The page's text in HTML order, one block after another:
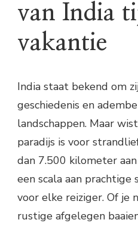
van India
vakantie
India staat bekend om
geschiedenis en
landschappen. Maar
paradijs is voor
dan 7.500 kilometer
een scala aan
voor elke reiziger. Of je
rustige afgelegen